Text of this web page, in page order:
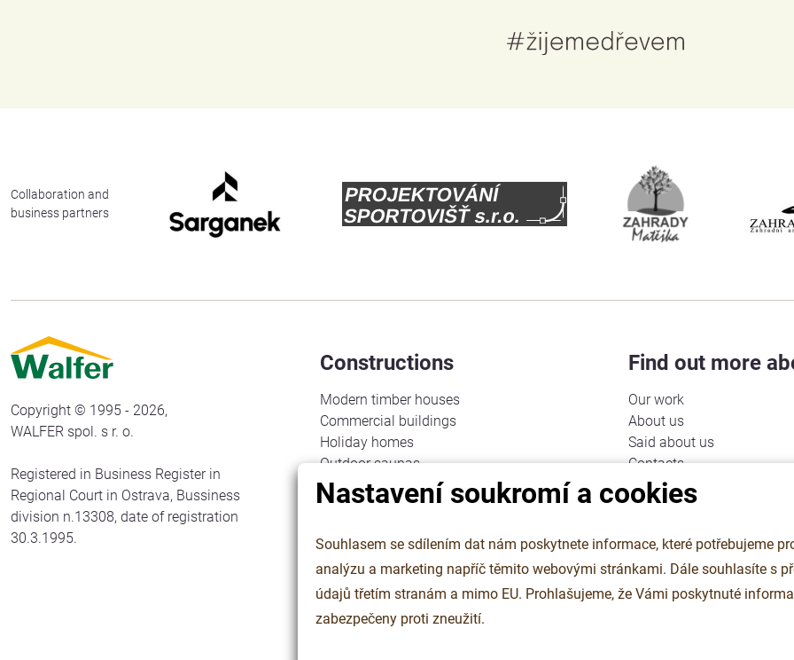
Collaboration and
business partners
Copyright © 1995 - 2026,
WALFER spol. s r. o.
Registered in Business Register in
Regional Court in Ostrava, Bussiness
division n.13308, date of registration
30.3.1995.
Constructions
Modern timber houses
Commercial buildings
Holiday homes
Outdoor saunas
Gazebos
Carports and garages
Carpentry constructions
Outdoor classrooms
Find out more
Our work
About us
Said about us
Contacts
Cookies
Personal data protection
Nastavení soukromí a cookies
Souhlasem se sdílením dat nám poskytnete informace, které potřebujeme
analýzu a marketing napříč těmito webovými stránkami. Dále souhlasíte s předáním
údajů třetím stranám a mimo EU. Prohlašujeme, že Vámi poskytnuté
zabezpečeny proti zneužití.